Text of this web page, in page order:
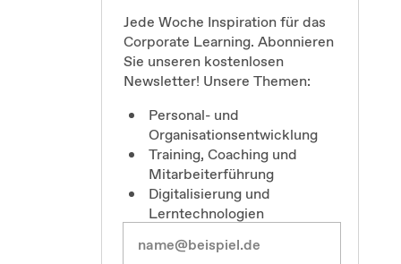
Jede Woche Inspiration für das
Corporate Learning. Abonnieren
Sie unseren kostenlosen
Newsletter! Unsere Themen:
Personal- und
Organisationsentwicklung
Training, Coaching und
Mitarbeiterführung
Digitalisierung und
Lerntechnologien